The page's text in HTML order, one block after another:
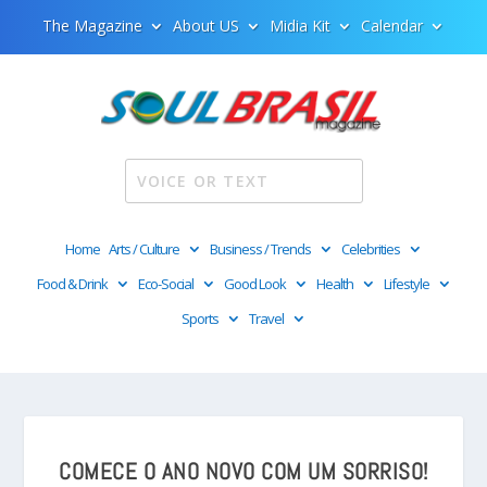
The Magazine About US Midia Kit Calendar
Home Arts / Culture Business / Trends
Celebrities
Food & Drink
Eco-Social Good Look Health
Lifestyle
Sports
Travel
COMECE O ANO NOVO COM UM SORRISO!